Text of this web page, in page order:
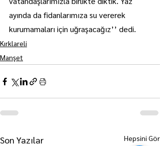
ayında da fidanlarımıza su vererek
kurumamaları için uğraşacağız’’ dedi.
Kırklareli
Manşet
Son Yazılar Hepsini Gör